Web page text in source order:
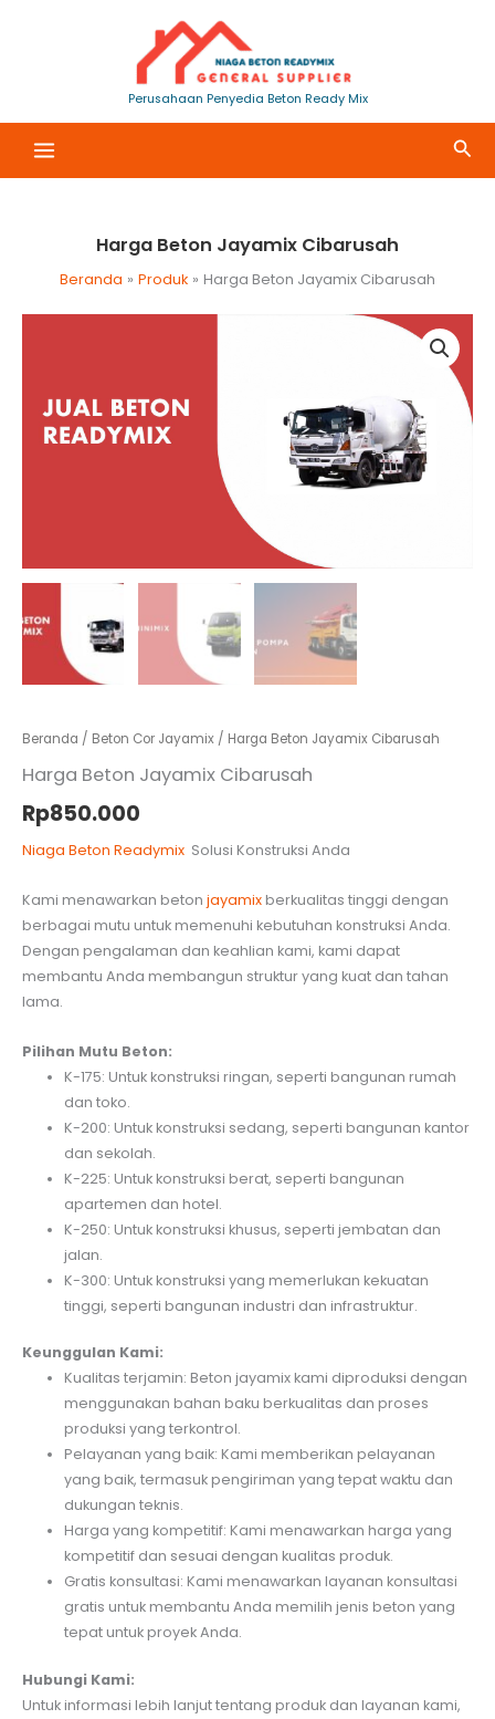
Perusahaan Penyedia Beton Ready Mix
Cari
Harga Beton Jayamix Cibarusah
Beranda Produk Harga Beton Jayamix Cibarusah
Beranda / Beton Cor Jayamix/ Harga Beton Jayamix Cibarusah
Harga Beton Jayamix Cibarusah
Rp850.000
Niaga Beton ReadymixSolusi Konstruksi Anda
Kami menawarkan beton jayamixberkualitas tinggi dengan
berbagai mutu untuk memenuhi kebutuhan konstruksi Anda.
Dengan pengalaman dan keahlian kami, kami dapat
membantu Anda membangun struktur yang kuat dan tahan
lama.
Pilihan Mutu Beton:
K-175: Untuk konstruksi ringan, seperti bangunan rumah
dan toko.
K-200: Untuk konstruksi sedang, seperti bangunan kantor
dan sekolah.
K-225: Untuk konstruksi berat, seperti bangunan
apartemen dan hotel.
K-250: Untuk konstruksi khusus, seperti jembatan dan
jalan.
K-300: Untuk konstruksi yang memerlukan kekuatan
tinggi, seperti bangunan industri dan infrastruktur.
Keunggulan Kami:
Kualitas terjamin: Beton jayamix kami diproduksi dengan
menggunakan bahan baku berkualitas dan proses
produksi yang terkontrol.
Pelayanan yang baik: Kami memberikan pelayanan
yang baik, termasuk pengiriman yang tepat waktu dan
dukungan teknis.
Harga yang kompetitif: Kami menawarkan harga yang
kompetitif dan sesuai dengan kualitas produk.
Gratis konsultasi: Kami menawarkan layanan konsultasi
gratis untuk membantu Anda memilih jenis beton yang
tepat untuk proyek Anda.
Hubungi Kami:
Untuk informasi lebih lanjut tentang produk dan layanan kami,